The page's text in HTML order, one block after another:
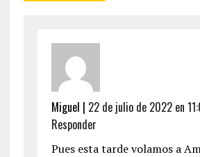
Miguel | 22 de julio de 2022 en
Responder
Pues esta tarde volamos a